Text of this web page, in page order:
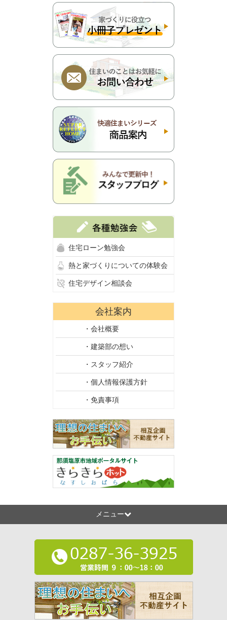
住宅ローン勉強会
熱と家づくりについての体験会
住宅デザイン相談会
会社案内
・会社概要
・建築部の想い
・スタッフ紹介
・個人情報保護方針
・免責事項
メニュー